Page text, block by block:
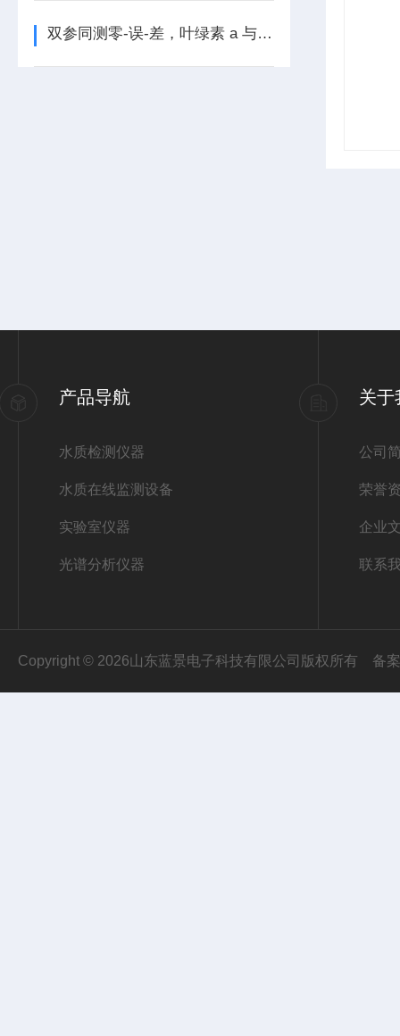
双参同测零-误-差，叶绿素 a 与蓝绿藻分析 “快准稳”
产品导航
水质检测仪器
水质在线监测设备
实验室仪器
光谱分析仪器
关于
公司
荣誉
企业
联系
Copyright © 2026山东蓝景电子科技有限公司版权所有 备